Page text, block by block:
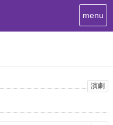
T
o
i
menu
演劇